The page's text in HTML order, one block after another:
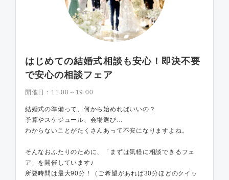
はじめての結婚式相談も安心！即決不要
で安心の相談フェア
開催日： 11:00～19:00
結婚式の準備って、何から始めればいいの？
予算やスケジュール、会場選び…
わからないことがたくさんあって不安になりますよね。
そんなおふたりのために、「まずは気軽に相談できるフェ
ア」を開催しています♪
所要時間は最大90分！（ご希望があれば30分ほどのクイッ